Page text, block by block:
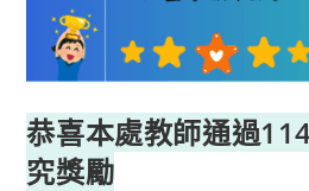
恭喜本處教師通過
究獎勵